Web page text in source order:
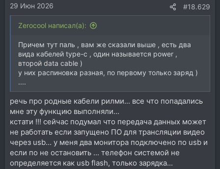
29 Июн 2026 #18.629
Zerocool написал(а):
Причем тут паль , вам же сказали выше , есть два
вида кабелей type-c , один называется power ,
второй data cable )
у них распиновка разная, по первому только заряд )
....
речь про родные кабели рилми... все что попадались
мне эту функцию выполняли...
кстати !!! сейчас подумал что передача данных может
не работать если запущено ПО для трансляции видео
через usb... у меня два монитора подключено по usb и
если по не остановить ... телефон системой не
определяется как usb flash, только зарядка...